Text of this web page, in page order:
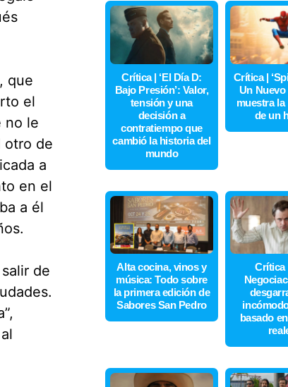
que
el
no le
otro de
a
en el
a él
de
Crítica | ‘El Día D:
Bajo Presión’: Valor,
tensión y una
decisión a
contratiempo que
cambió la historia del
mundo
Crítica |
Un Nuevo
muestra la
de un
Alta cocina, vinos y
música: Todo sobre
la primera edición de
Sabores San Pedro
Crítica
basado